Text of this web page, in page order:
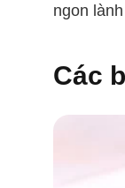
ngon
Các